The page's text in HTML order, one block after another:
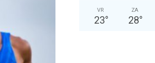
VR
23°
ZA
28°